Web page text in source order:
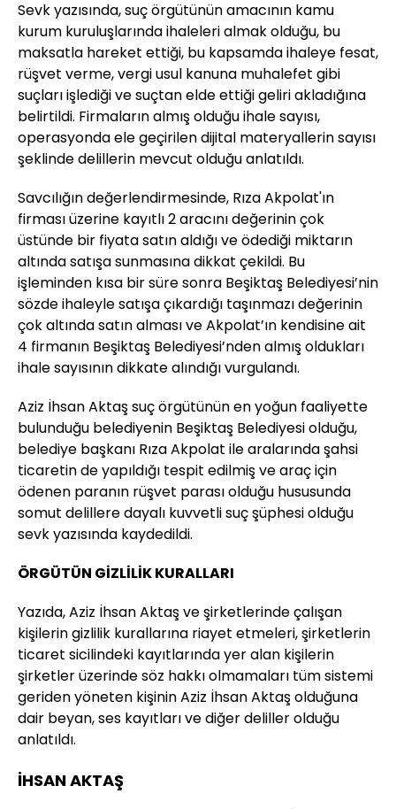
Sevk yazısında, suç örgütünün amacının kamu
kurum kuruluşlarında ihaleleri almak olduğu, bu
maksatla hareket ettiği, bu kapsamda ihaleye fesat,
rüşvet verme, vergi usul kanuna muhalefet gibi
suçları işlediği ve suçtan elde ettiği geliri akladığına
belirtildi. Firmaların almış olduğu ihale sayısı,
operasyonda ele geçirilen dijital materyallerin sayısı
şeklinde delillerin mevcut olduğu anlatıldı.
Savcılığın değerlendirmesinde, Rıza Akpolat'ın
firması üzerine kayıtlı 2 aracını değerinin çok
üstünde bir fiyata satın aldığı ve ödediği miktarın
altında satışa sunmasına dikkat çekildi. Bu
işleminden kısa bir süre sonra Beşiktaş Belediyesi’nin
sözde ihaleyle satışa çıkardığı taşınmazı değerinin
çok altında satın alması ve Akpolat’ın kendisine ait
4 firmanın Beşiktaş Belediyesi’nden almış oldukları
ihale sayısının dikkate alındığı vurgulandı.
Aziz İhsan Aktaş suç örgütünün en yoğun faaliyette
bulunduğu belediyenin Beşiktaş Belediyesi olduğu,
belediye başkanı Rıza Akpolat ile aralarında şahsi
ticaretin de yapıldığı tespit edilmiş ve araç için
ödenen paranın rüşvet parası olduğu hususunda
somut delillere dayalı kuvvetli suç şüphesi olduğu
sevk yazısında kaydedildi.
ÖRGÜTÜN GİZLİLİK KURALLARI
Yazıda, Aziz İhsan Aktaş ve şirketlerinde çalışan
kişilerin gizlilik kurallarına riayet etmeleri, şirketlerin
ticaret sicilindeki kayıtlarında yer alan kişilerin
şirketler üzerinde söz hakkı olmamaları tüm sistemi
geriden yöneten kişinin Aziz İhsan Aktaş olduğuna
dair beyan, ses kayıtları ve diğer deliller olduğu
anlatıldı.
İHSAN AKTAŞ